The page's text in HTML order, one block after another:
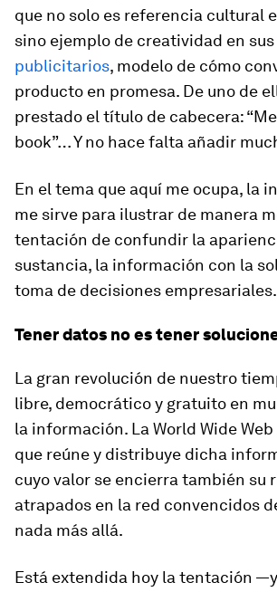
que no solo es referencia cultural
sino ejemplo de creatividad en sus
publicitarios, modelo de cómo
producto en promesa. De uno de
prestado el título de cabecera: “
book”… Y no hace falta añadir
En el tema que aquí me ocupa, la
me sirve para ilustrar de manera
tentación de confundir la
sustancia, la información con la
toma de decisiones empresariales.
Tener datos no es tener
La gran revolución de nuestro
libre, democrático y gratuito en
la información. La World Wide Web
que reúne y distribuye dicha
cuyo valor se encierra también su
atrapados en la red convencidos
nada más allá.
Está extendida hoy la tentación